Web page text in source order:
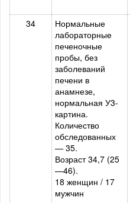
34
Нормальные
лабораторные
печеночные
пробы, без
заболеваний
печени в
анамнезе,
нормальная У3-
картина.
Количество
обследованных
— 35.
Возраст 34,7 (25
—46).
18 женщин / 17
мужчин